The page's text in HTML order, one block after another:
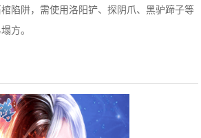
陷阱，需使用洛阳铲、探阴爪、黑驴蹄子等
方。